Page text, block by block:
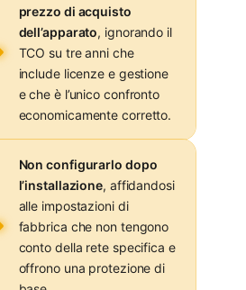
prezzo di acquisto
dell’apparato, ignorando il
TCO su tre anni che
include licenze e gestione
e che è l’unico confronto
economicamente corretto.
Non configurarlo dopo
l’installazione, affidandosi
alle impostazioni di
fabbrica che non tengono
conto della rete specifica e
offrono una protezione di